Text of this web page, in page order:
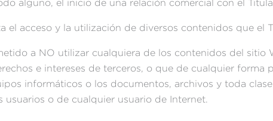
alguno, el inicio de una relación comercial con el
el acceso y la utilización de diversos contenidos que
a NO utilizar cualquiera de los contenidos del sitio
e intereses de terceros, o que de cualquier
informáticos o los documentos, archivos y toda
o de cualquier usuario de Internet.